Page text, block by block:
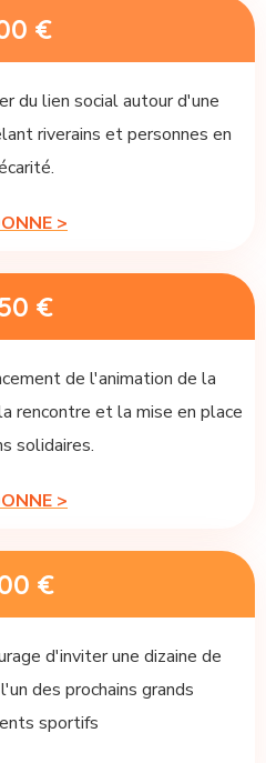
€
du lien social autour d'une
riverains et personnes en
>
€
de l'animation de la
rencontre et la mise en place
solidaires.
>
€
d'inviter une dizaine de
des prochains grands
sportifs